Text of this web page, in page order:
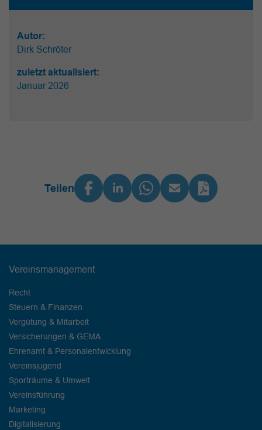
Autor:
Dirk Schröter
zuletzt aktualisiert:
Januar 2026
Teilen
Vereinsmanagement
Recht
Steuern & Finanzen
Vergütung & Mitarbeit
Versicherungen & GEMA
Ehrenamt & Personalentwicklung
Vereinsjugend
Sporträume & Umwelt
Vereinsführung
Marketing
Digitalisierung